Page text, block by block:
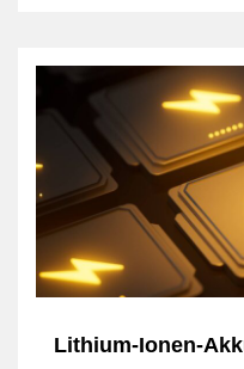
Lithium-Ionen-